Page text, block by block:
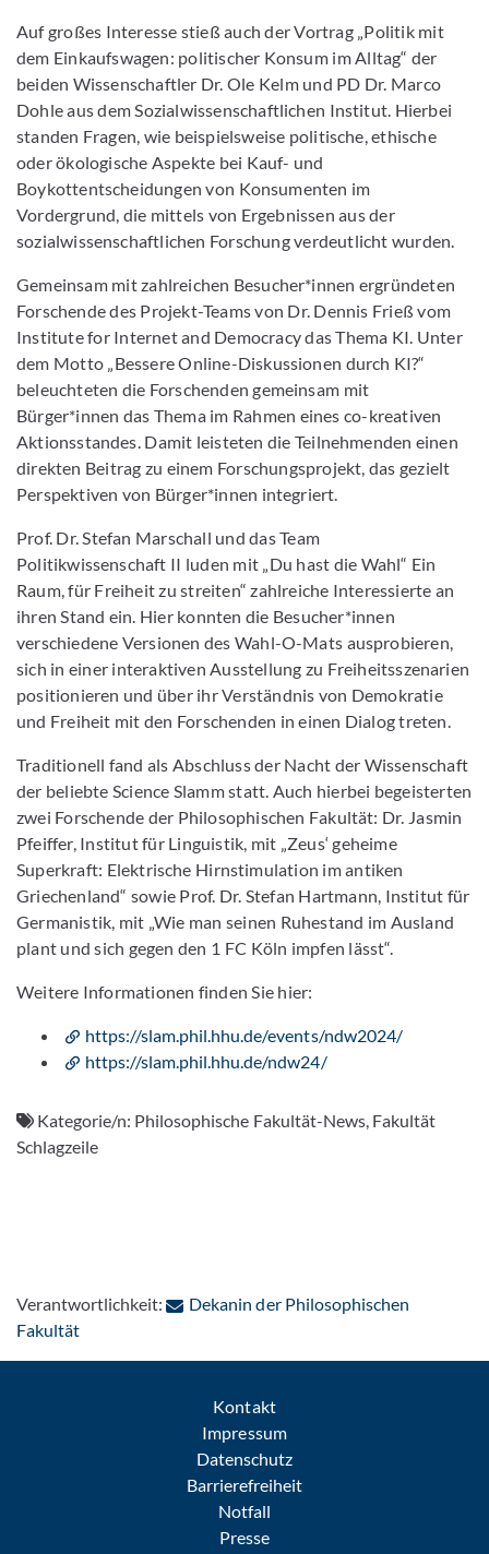
Auf großes Interesse stieß auch der Vortrag „Politik mit
dem Einkaufswagen: politischer Konsum im Alltag“ der
beiden Wissenschaftler Dr. Ole Kelm und PD Dr. Marco
Dohle aus dem Sozialwissenschaftlichen Institut. Hierbei
standen Fragen, wie beispielsweise politische, ethische
oder ökologische Aspekte bei Kauf- und
Boykottentscheidungen von Konsumenten im
Vordergrund, die mittels von Ergebnissen aus der
sozialwissenschaftlichen Forschung verdeutlicht wurden.
Gemeinsam mit zahlreichen Besucher*innen ergründeten
Forschende des Projekt-Teams von Dr. Dennis Frieß vom
Institute for Internet and Democracy das Thema KI. Unter
dem Motto „Bessere Online-Diskussionen durch KI?“
beleuchteten die Forschenden gemeinsam mit
Bürger*innen das Thema im Rahmen eines co-kreativen
Aktionsstandes. Damit leisteten die Teilnehmenden einen
direkten Beitrag zu einem Forschungsprojekt, das gezielt
Perspektiven von Bürger*innen integriert.
Prof. Dr. Stefan Marschall und das Team
Politikwissenschaft II luden mit „Du hast die Wahl“ Ein
Raum, für Freiheit zu streiten“ zahlreiche Interessierte an
ihren Stand ein. Hier konnten die Besucher*innen
verschiedene Versionen des Wahl-O-Mats ausprobieren,
sich in einer interaktiven Ausstellung zu Freiheitsszenarien
positionieren und über ihr Verständnis von Demokratie
und Freiheit mit den Forschenden in einen Dialog treten.
Traditionell fand als Abschluss der Nacht der Wissenschaft
der beliebte Science Slamm statt. Auch hierbei begeisterten
zwei Forschende der Philosophischen Fakultät: Dr. Jasmin
Pfeiffer, Institut für Linguistik, mit „Zeus‘ geheime
Superkraft: Elektrische Hirnstimulation im antiken
Griechenland“ sowie Prof. Dr. Stefan Hartmann, Institut für
Germanistik, mit „Wie man seinen Ruhestand im Ausland
plant und sich gegen den 1 FC Köln impfen lässt“.
Weitere Informationen finden Sie hier:
https://slam.phil.hhu.de/events/ndw2024/
https://slam.phil.hhu.de/ndw24/
Kategorie/n: Philosophische Fakultät-News, Fakultät
Schlagzeile
Verantwortlichkeit:
Dekanin der Philosophischen
Fakultät: Per E-Mail kontaktieren
Kontakt
Impressum
Datenschutz
Barrierefreiheit
Notfall
Presse